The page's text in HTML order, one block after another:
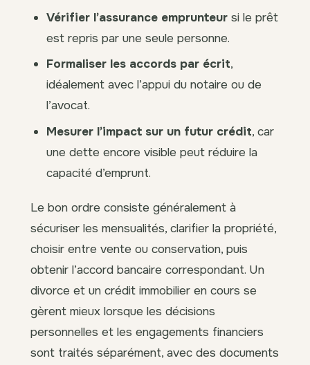
Vérifier l’assurance emprunteur si le prêt
est repris par une seule personne.
Formaliser les accords par écrit,
idéalement avec l’appui du notaire ou de
l’avocat.
Mesurer l’impact sur un futur crédit, car
une dette encore visible peut réduire la
capacité d’emprunt.
Le bon ordre consiste généralement à
sécuriser les mensualités, clarifier la propriété,
choisir entre vente ou conservation, puis
obtenir l’accord bancaire correspondant. Un
divorce et un crédit immobilier en cours se
gèrent mieux lorsque les décisions
personnelles et les engagements financiers
sont traités séparément, avec des documents